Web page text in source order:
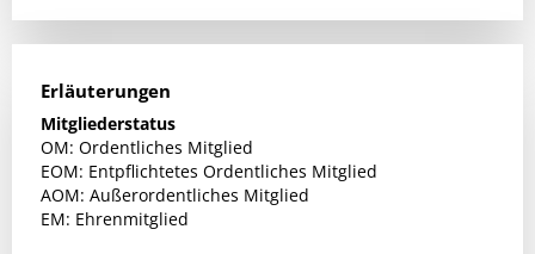
Erläuterungen
Mitgliederstatus
OM: Ordentliches Mitglied
EOM: Entpflichtetes Ordentliches Mitglied
AOM: Außerordentliches Mitglied
EM: Ehrenmitglied